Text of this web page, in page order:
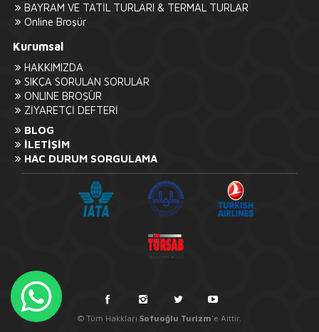
BAYRAM VE TATİL TURLARI & TERMAL TURLAR
Online Broşür
Kurumsal
HAKKIMIZDA
SIKÇA SORULAN SORULAR
ONLINE BROŞÜR
ZİYARETÇİ DEFTERİ
BLOG
İLETİŞİM
HAC DURUM SORGULAMA
© Tüm Hakkları Sofuoğlu Turizm'e Aittir.